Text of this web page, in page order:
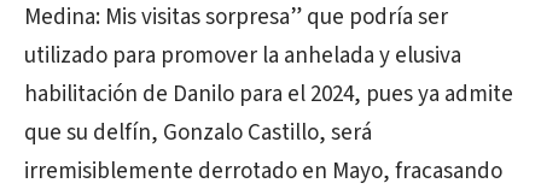
Medina: Mis visitas sorpresa” que podría ser
utilizado para promover la anhelada y elusiva
habilitación de Danilo para el 2024, pues ya admite
que su delfín, Gonzalo Castillo, será
irremisiblemente derrotado en Mayo, fracasando